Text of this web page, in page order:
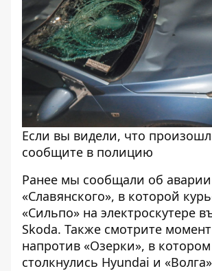
Если вы видели, что
сообщите в полицию
Ранее мы сообщали об аварии
«Славянского», в которой
«Сильпо» на электроскутере
Skoda. Также смотрите
напротив «Озерки», в котором
столкнулись Hyundai и «Волга»